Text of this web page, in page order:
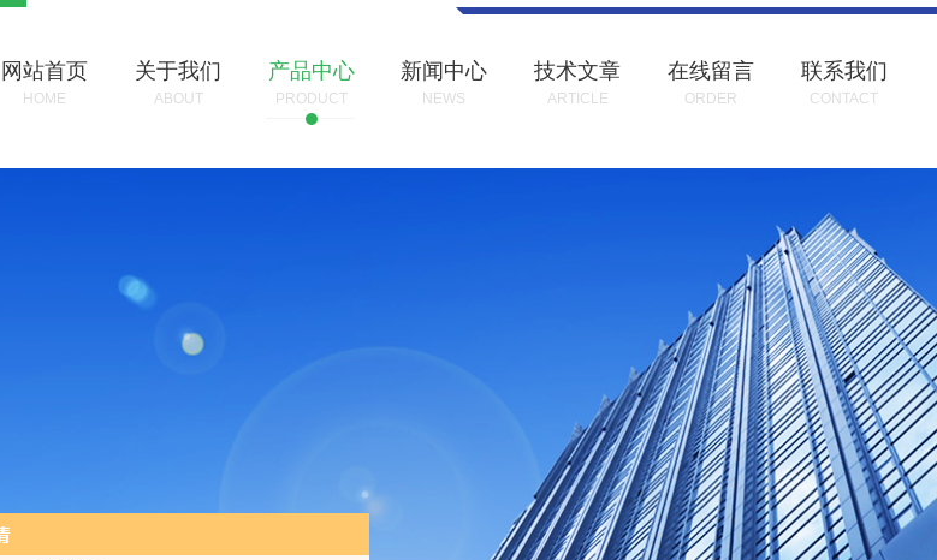
网站首页
HOME
关于我们
ABOUT
产品中心
PRODUCT
新闻中心
NEWS
技术文章
ARTICLE
在线留言
ORDER
联系我们
CONTACT